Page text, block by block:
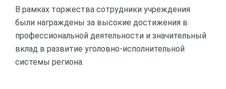
В рамках торжества сотрудники учреждения
были награждены за высокие достижения в
профессиональной деятельности и значительный
вклад в развитие уголовно-исполнительной
системы региона.